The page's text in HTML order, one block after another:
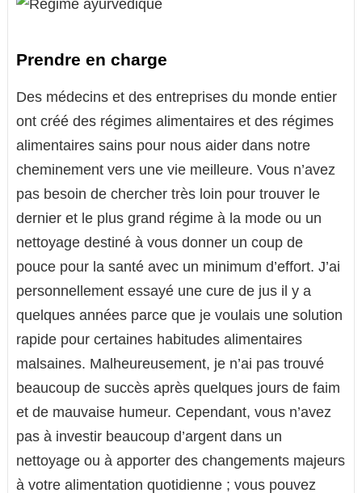
Prendre en charge
Des médecins et des entreprises du monde entier
ont créé des régimes alimentaires et des régimes
alimentaires sains pour nous aider dans notre
cheminement vers une vie meilleure. Vous n’avez
pas besoin de chercher très loin pour trouver le
dernier et le plus grand régime à la mode ou un
nettoyage destiné à vous donner un coup de
pouce pour la santé avec un minimum d’effort. J’ai
personnellement essayé une cure de jus il y a
quelques années parce que je voulais une solution
rapide pour certaines habitudes alimentaires
malsaines. Malheureusement, je n’ai pas trouvé
beaucoup de succès après quelques jours de faim
et de mauvaise humeur. Cependant, vous n’avez
pas à investir beaucoup d’argent dans un
nettoyage ou à apporter des changements majeurs
à votre alimentation quotidienne ; vous pouvez